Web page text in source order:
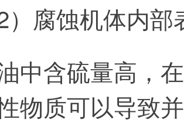
2）腐蚀机体内部
中含硫量高，
物质可以导致